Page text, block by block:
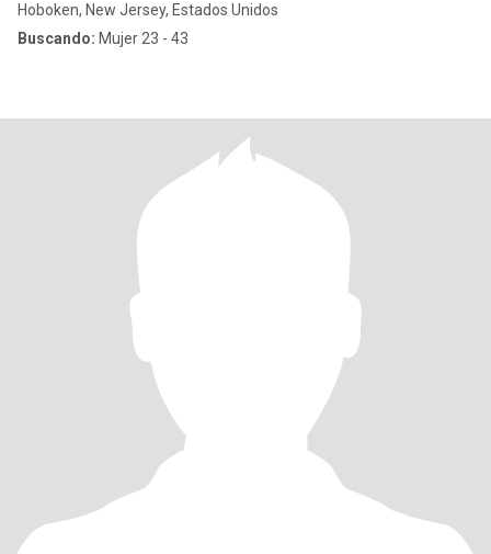
Hoboken, New Jersey, Estados Unidos
Buscando: Mujer 23 - 43